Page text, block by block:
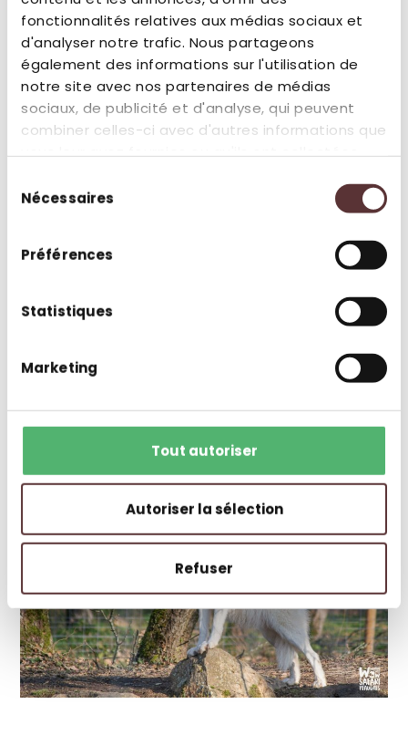
fonctionnalités relatives aux médias sociaux et
d'analyser notre trafic. Nous partageons
également des informations sur l'utilisation de
notre site avec nos partenaires de médias
sociaux, de publicité et d'analyse, qui peuvent
combiner celles-ci avec d'autres informations que
vous leur avez fournies ou qu'ils ont collectées
duNécessaires
Préférences
Statistiques
Marketing
Tout autoriser
Autoriser la sélection
Refuser
Le menu racletteest à choisir (gratuitement,
sans supplément à la place du menu ardéchois)
lors de la réception du mail que vous recevrez
jours avant votre séjour réservé
Une attention supplémentaire pour
personnaliser votre expérience et la rendre
encore plus chaleureuse.